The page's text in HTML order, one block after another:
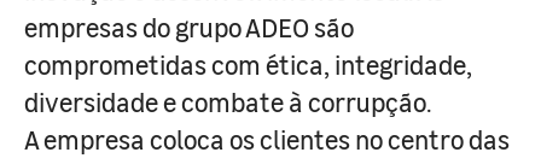
empresas do grupo ADEO são
comprometidas com ética, integridade,
diversidade e combate à corrupção.
A empresa coloca os clientes no centro das